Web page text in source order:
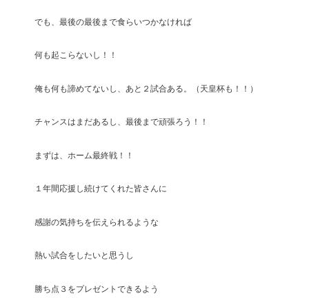
でも、最後の最後まで食らいつかなければ
何も起こらないし！！
俺も何も諦めてないし、あと２試合ある。（天皇杯も！！）
チャンスはまだあるし、最後まで頑張ろう！！
まずは、ホーム最終戦！！
１年間応援し続けてくれた皆さんに
感謝の気持ちを伝えられるような
熱い試合をしたいと思うし
勝ち点３をプレゼントできるよう